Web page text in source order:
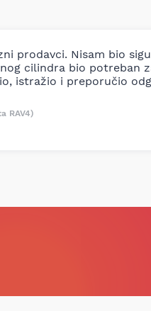
prodavci. Nisam bio
cilindra bio potreban
istražio i preporučio
RAV4)